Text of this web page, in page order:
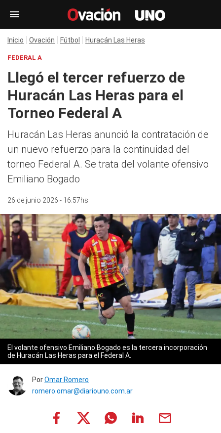
Inicio Ovación Fútbol Huracán Las Heras
FEDERAL A
Llegó el tercer refuerzo de
Huracán Las Heras para el
Torneo Federal A
Huracán Las Heras anunció la contratación de
un nuevo refuerzo para la continuidad del
torneo Federal A. Se trata del volante ofensivo
Emiliano Bogado
26 de junio 2026 - 16:57hs
El volante ofensivo Emiliano Bogado es la tercera incorporación
de Huracán Las Heras para el Federal A.
PorOmar Romero
romero.omar@diariouno.com.ar